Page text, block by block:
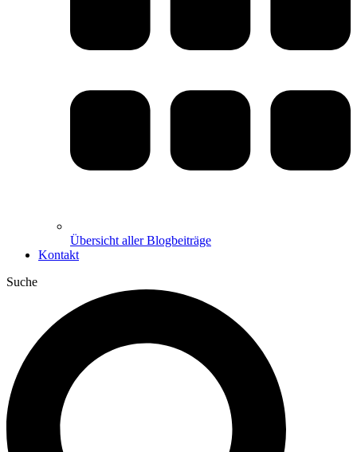
Übersicht aller Blogbeiträge
Kontakt
Suche